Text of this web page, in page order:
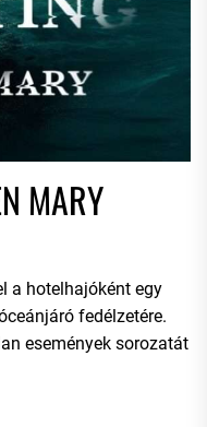
MARY
a hotelhajóként egy
fedélzetére.
események sorozatát